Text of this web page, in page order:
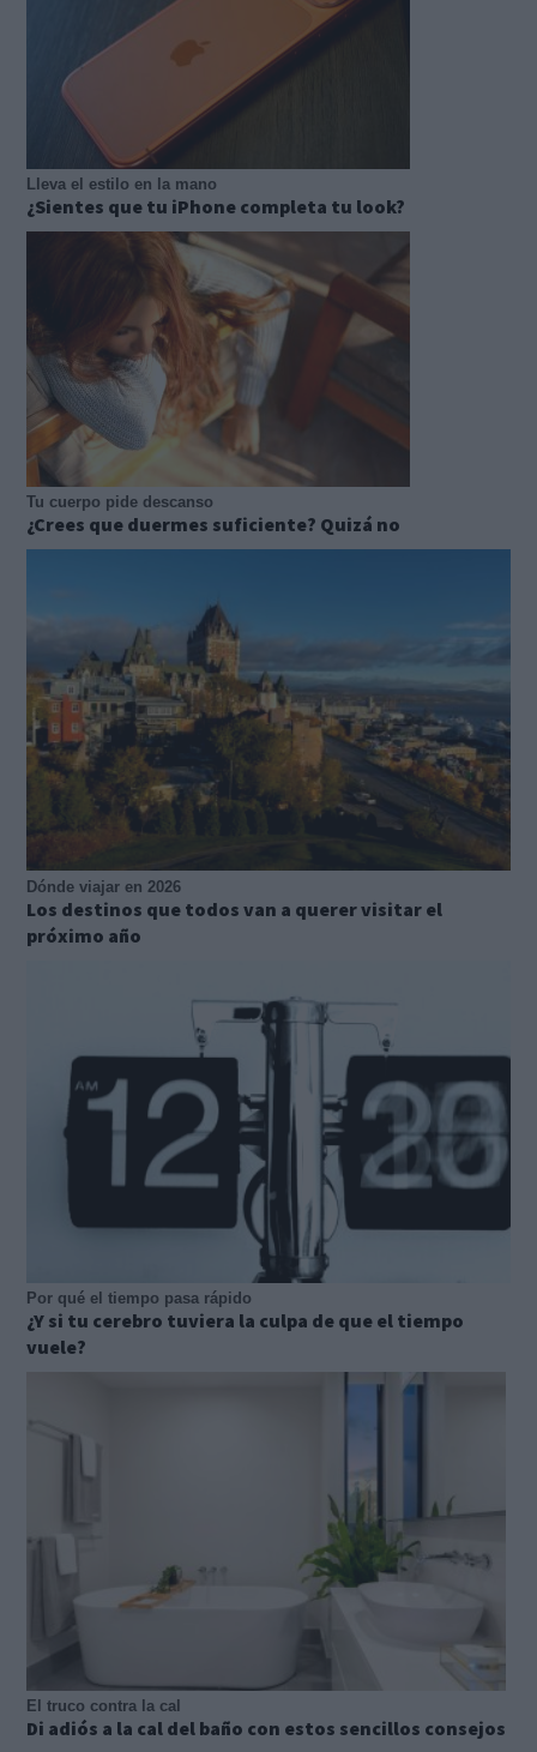
Lleva el estilo en la mano
¿Sientes que tu iPhone completa tu look?
Tu cuerpo pide descanso
¿Crees que duermes suficiente? Quizá no
Dónde viajar en 2026
Los destinos que todos van a querer visitar el
próximo año
Por qué el tiempo pasa rápido
¿Y si tu cerebro tuviera la culpa de que el tiempo
vuele?
El truco contra la cal
Di adiós a la cal del baño con estos sencillos consejos